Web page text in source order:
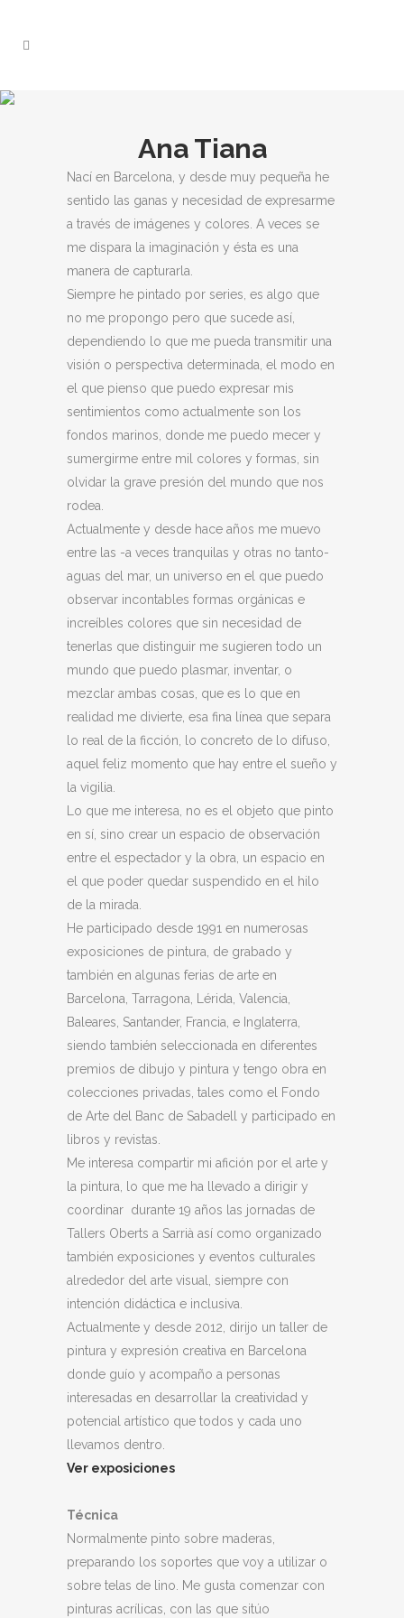
Ana Tiana
Nací en Barcelona, y desde muy pequeña he
sentido las ganas y necesidad de expresarme
a través de imágenes y colores. A veces se
me dispara la imaginación y ésta es una
manera de capturarla.
Siempre he pintado por series, es algo que
no me propongo pero que sucede así,
dependiendo lo que me pueda transmitir una
visión o perspectiva determinada, el modo en
el que pienso que puedo expresar mis
sentimientos como actualmente son los
fondos marinos, donde me puedo mecer y
sumergirme entre mil colores y formas, sin
olvidar la grave presión del mundo que nos
rodea.
Actualmente y desde hace años me muevo
entre las -a veces tranquilas y otras no tanto-
aguas del mar, un universo en el que puedo
observar incontables formas orgánicas e
increíbles colores que sin necesidad de
tenerlas que distinguir me sugieren todo un
mundo que puedo plasmar, inventar, o
mezclar ambas cosas, que es lo que en
realidad me divierte, esa fina línea que separa
lo real de la ficción, lo concreto de lo difuso,
aquel feliz momento que hay entre el sueño y
la vigilia.
Lo que me interesa, no es el objeto que pinto
en sí, sino crear un espacio de observación
entre el espectador y la obra, un espacio en
el que poder quedar suspendido en el hilo
de la mirada.
He participado desde 1991 en numerosas
exposiciones de pintura, de grabado y
también en algunas ferias de arte en
Barcelona, Tarragona, Lérida, Valencia,
Baleares, Santander, Francia, e Inglaterra,
siendo también seleccionada en diferentes
premios de dibujo y pintura y tengo obra en
colecciones privadas, tales como el Fondo
de Arte del Banc de Sabadell y participado en
libros y revistas.
Me interesa compartir mi afición por el arte y
la pintura, lo que me ha llevado a dirigir y
coordinar durante 19 años las jornadas de
Tallers Oberts a Sarrià así como organizado
también exposiciones y eventos culturales
alrededor del arte visual, siempre con
intención didáctica e inclusiva.
Actualmente y desde 2012, dirijo un taller de
pintura y expresión creativa en Barcelona
donde guío y acompaño a personas
interesadas en desarrollar la creatividad y
potencial artístico que todos y cada uno
llevamos dentro.
Ver exposiciones
Técnica
Normalmente pinto sobre maderas,
preparando los soportes que voy a utilizar o
sobre telas de lino. Me gusta comenzar con
pinturas acrílicas, con las que sitúo